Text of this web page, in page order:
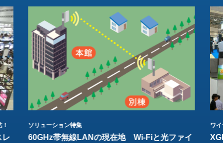
レ
ソリューション特集
60GHz帯無線LANの現在地 Wi-Fiと光ファイ
ワ